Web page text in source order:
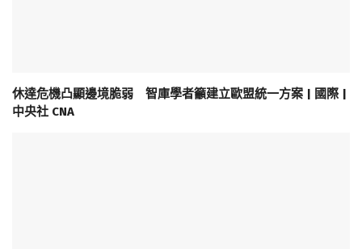
休達危機凸顯邊境脆弱 智庫學者籲建立歐盟統一方案 | 國際 |
中央社 CNA